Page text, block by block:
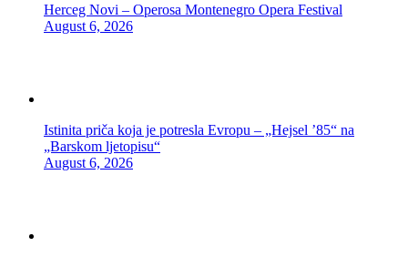
Herceg Novi – Operosa Montenegro Opera Festival
August 6, 2026
Istinita priča koja je potresla Evropu – „Hejsel ’85“ na
„Barskom ljetopisu“
August 6, 2026